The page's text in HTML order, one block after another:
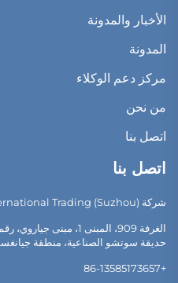
الأخبار والمدونة
المدونة
مركز دعم الوكلاء
من نحن
اتصل بنا
اتصل بنا
شركة Bomeda International Trading (Suzhou) المحدودة
حديقة سوتشو الصناعية، منطقة
+86-13585173657